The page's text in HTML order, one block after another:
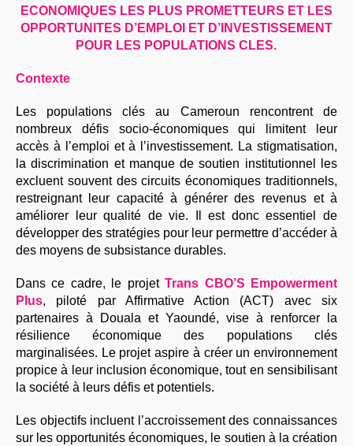
ECONOMIQUES LES PLUS PROMETTEURS ET LES
OPPORTUNITES D’EMPLOI ET D’INVESTISSEMENT
POUR LES POPULATIONS CLES.
Contexte
Les populations clés au Cameroun rencontrent de
nombreux défis socio-économiques qui limitent leur
accès à l’emploi et à l’investissement. La stigmatisation,
la discrimination et manque de soutien institutionnel les
excluent souvent des circuits économiques traditionnels,
restreignant leur capacité à générer des revenus et à
améliorer leur qualité de vie. Il est donc essentiel de
développer des stratégies pour leur permettre d’accéder à
des moyens de subsistance durables.
Dans ce cadre, le projetTrans CBO’S Empowerment
Plus, piloté par Affirmative Action (ACT) avec six
partenaires à Douala et Yaoundé, vise à renforcer la
résilience économique des populations clés
marginalisées. Le projet aspire à créer un environnement
propice à leur inclusion économique, tout en sensibilisant
la société à leurs défis et potentiels.
Les objectifs incluent l’accroissement des connaissances
sur les opportunités économiques, le soutien à la création